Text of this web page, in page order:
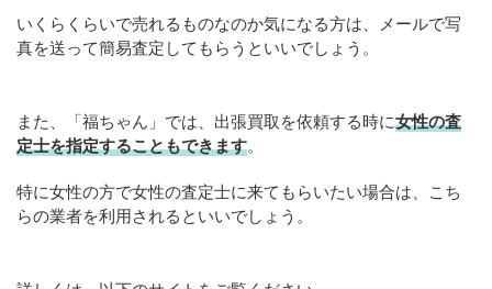
いくらくらいで売れるものなのか気になる方は、メールで写
真を送って簡易査定してもらうといいでしょう。
また、「福ちゃん」では、出張買取を依頼する時に女性の査
定士を指定することもできます。
特に女性の方で女性の査定士に来てもらいたい場合は、こち
らの業者を利用されるといいでしょう。